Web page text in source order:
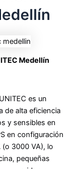
Medellín
es un
de alta eficiencia
y sensibles en
en configuración
(o 3000 VA), lo
pequeñas